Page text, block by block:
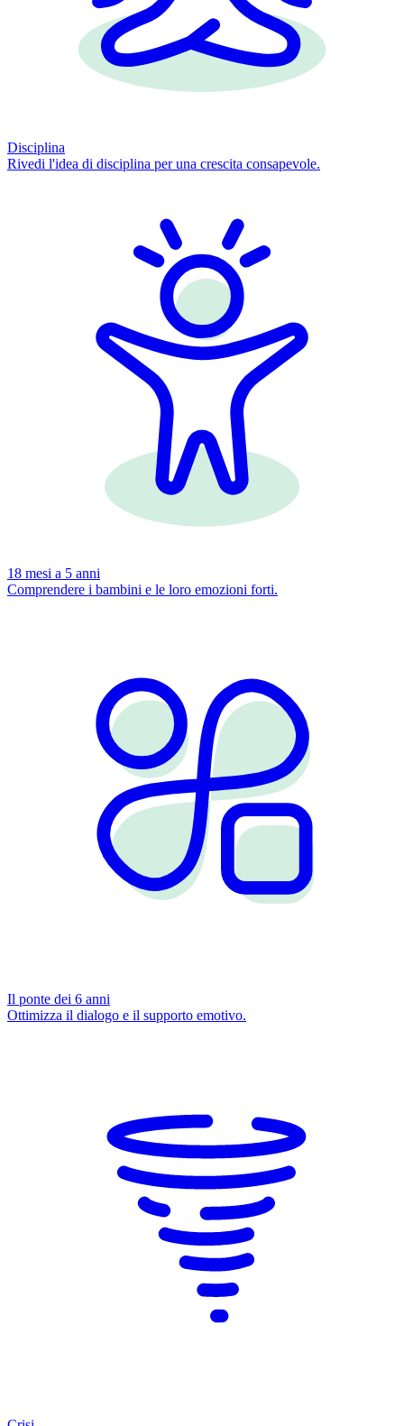
Disciplina
Rivedi l'idea di disciplina per una crescita consapevole.
18 mesi a 5 anni
Comprendere i bambini e le loro emozioni forti.
Il ponte dei 6 anni
Ottimizza il dialogo e il supporto emotivo.